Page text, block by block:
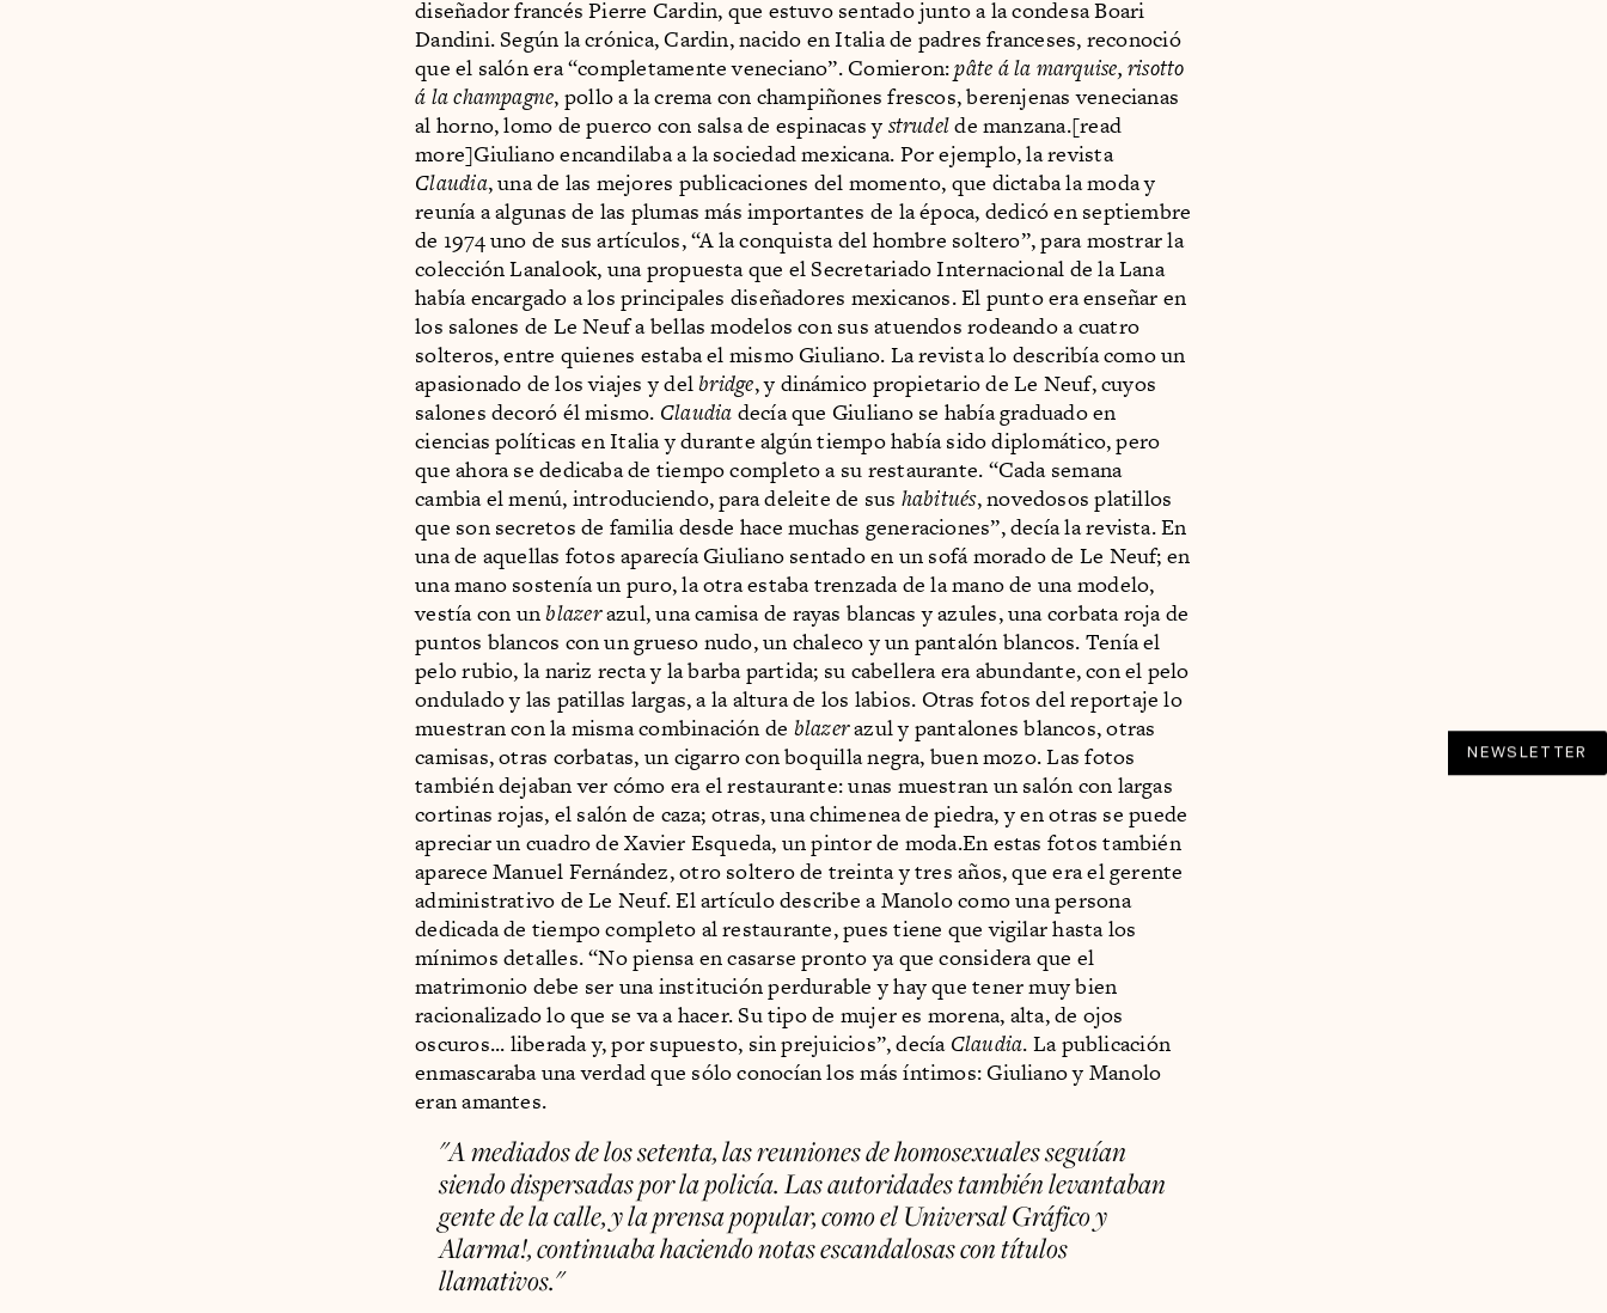
diseñador francés Pierre Cardin, que estuvo sentado junto a la condesa Boari
Dandini. Según la crónica, Cardin, nacido en Italia de padres franceses, reconoció
que el salón era “completamente veneciano”. Comieron:pâte á la marquise, risotto
á la champagne, pollo a la crema con champiñones frescos, berenjenas venecianas
al horno, lomo de puerco con salsa de espinacas y strudelde manzana.[read
more]Giuliano encandilaba a la sociedad mexicana. Por ejemplo, la revista
Claudia, una de las mejores publicaciones del momento, que dictaba la moda y
reunía a algunas de las plumas más importantes de la época, dedicó en septiembre
de 1974 uno de sus artículos, “A la conquista del hombre soltero”, para mostrar la
colección Lanalook, una propuesta que el Secretariado Internacional de la Lana
había encargado a los principales diseñadores mexicanos. El punto era enseñar en
los salones de Le Neuf a bellas modelos con sus atuendos rodeando a cuatro
solteros, entre quienes estaba el mismo Giuliano. La revista lo describía como un
apasionado de los viajes y delbridge, y dinámico propietario de Le Neuf, cuyos
salones decoró él mismo. Claudia decía que Giuliano se había graduado en
ciencias políticas en Italia y durante algún tiempo había sido diplomático, pero
que ahora se dedicaba de tiempo completo a su restaurante. “Cada semana
cambia el menú, introduciendo, para deleite de sus habitués, novedosos platillos
que son secretos de familia desde hace muchas generaciones”, decía la revista. En
una de aquellas fotos aparecía Giuliano sentado en un sofá morado de Le Neuf; en
una mano sostenía un puro, la otra estaba trenzada de la mano de una modelo,
vestía con unblazerazul, una camisa de rayas blancas y azules, una corbata roja de
puntos blancos con un grueso nudo, un chaleco y un pantalón blancos. Tenía el
pelo rubio, la nariz recta y la barba partida; su cabellera era abundante, con el pelo
ondulado y las patillas largas, a la altura de los labios. Otras fotos del reportaje lo
muestran con la misma combinación de blazerazul y pantalones blancos, otras
camisas, otras corbatas, un cigarro con boquilla negra, buen mozo. Las fotos
también dejaban ver cómo era el restaurante: unas muestran un salón con largas
cortinas rojas, el salón de caza; otras, una chimenea de piedra, y en otras se puede
apreciar un cuadro de Xavier Esqueda, un pintor de moda.En estas fotos también
aparece Manuel Fernández, otro soltero de treinta y tres años, que era el gerente
administrativo de Le Neuf. El artículo describe a Manolo como una persona
dedicada de tiempo completo al restaurante, pues tiene que vigilar hasta los
mínimos detalles. “No piensa en casarse pronto ya que considera que el
matrimonio debe ser una institución perdurable y hay que tener muy bien
racionalizado lo que se va a hacer. Su tipo de mujer es morena, alta, de ojos
oscuros... liberada y, por supuesto, sin prejuicios”, decía Claudia. La publicación
enmascaraba una verdad que sólo conocían los más íntimos: Giuliano y Manolo
eran amantes.
"A mediados de los setenta, las reuniones de homosexuales seguían
siendo dispersadas por la policía. Las autoridades también levantaban
gente de la calle, y la prensa popular, como elUniversal Gráficoy
Alarma!, continuaba haciendo notas escandalosas con títulos
llamativos."
NEWSLETTER